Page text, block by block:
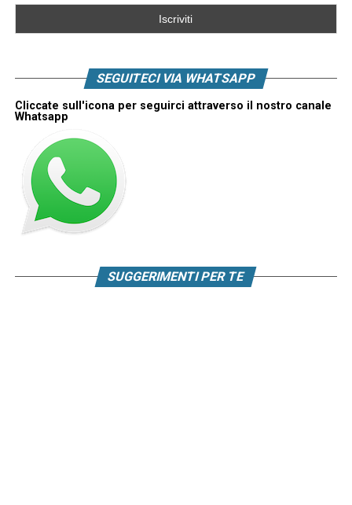
SEGUITECI VIA WHATSAPP
Cliccate sull'icona per seguirci attraverso il nostro canale
Whatsapp
SUGGERIMENTI PER TE